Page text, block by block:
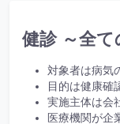
健診 ～全て
対象者は病気
目的は健康確
実施主体は会
医療機関が企